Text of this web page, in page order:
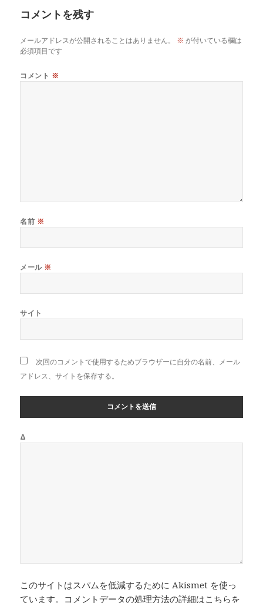
コメントを残す
メールアドレスが公開されることはありません。 ※ が付いている欄は
必須項目です
コメント ※
名前 ※
メール ※
サイト
次回のコメントで使用するためブラウザーに自分の名前、メール
アドレス、サイトを保存する。
Δ
このサイトはスパムを低減するために Akismet を使っ
ています。 コメントデータの処理方法の詳細はこちらを